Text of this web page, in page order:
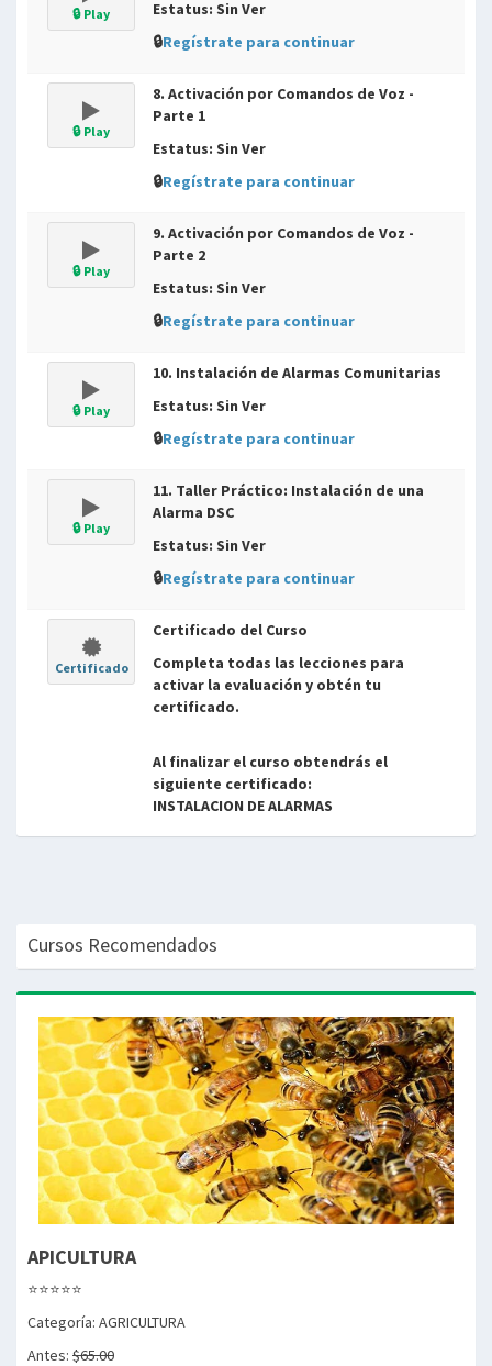
🔒 Play
Estatus: Sin Ver
🔒Regístrate para continuar
🔒 Play
8. Activación por Comandos de Voz -
Parte 1
Estatus: Sin Ver
🔒Regístrate para continuar
🔒 Play
9. Activación por Comandos de Voz -
Parte 2
Estatus: Sin Ver
🔒Regístrate para continuar
🔒 Play
10. Instalación de Alarmas Comunitarias
Estatus: Sin Ver
🔒Regístrate para continuar
🔒 Play
11. Taller Práctico: Instalación de una
Alarma DSC
Estatus: Sin Ver
🔒Regístrate para continuar
Certificado
Certificado del Curso
Completa todas las lecciones para
activar la evaluación y obtén tu
certificado.
Al finalizar el curso obtendrás el
siguiente certificado:
INSTALACION DE ALARMAS
Cursos Recomendados
APICULTURA
⭐⭐⭐⭐⭐
Categoría: AGRICULTURA
Antes: $65.00